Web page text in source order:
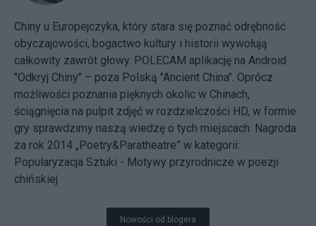
Chiny u Europejczyka, który stara się poznać odrębność
obyczajowości, bogactwo kultury i historii wywołują
całkowity zawrót głowy. POLECAM aplikację na Android
"Odkryj Chiny" – poza Polską "Ancient China". Oprócz
możliwości poznania pięknych okolic w Chinach,
ściągnięcia na pulpit zdjęć w rozdzielczości HD, w formie
gry sprawdzimy naszą wiedzę o tych miejscach. Nagroda
za rok 2014 „Poetry&Paratheatre” w kategorii:
Popularyzacja Sztuki - Motywy przyrodnicze w poezji
chińskiej
Nowości od blogera